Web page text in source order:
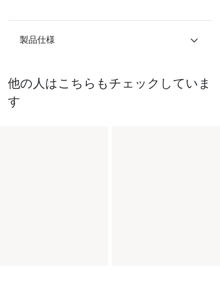
製品仕様
他の人はこちらもチェックしていま
す